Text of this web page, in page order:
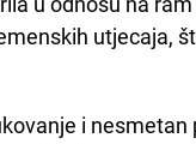
utjecaja,
i